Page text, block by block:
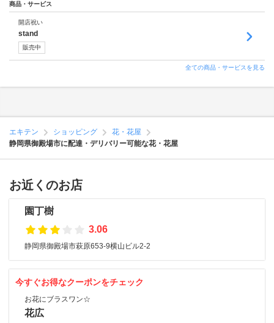
商品・サービス
開店祝い
stand
販売中
全ての商品・サービスを見る
エキテン ショッピング
花・花屋
静岡県御殿場市に配達・デリバリー可能な花・花屋
お近くのお店
園丁樹
3.06
静岡県御殿場市萩原653-9横山ビル2-2
今すぐお得なクーポンをチェック
お花にブラスワン☆
花広